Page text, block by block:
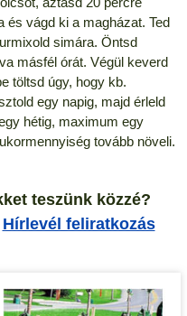
vágd ki a magházat. Ted
simára. Öntsd
másfél órát. Végül keverd
töltsd úgy, hogy kb.
egy napig, majd érleld
hétig, maximum egy
tovább növeli.
teszünk közzé?
Hírlevél feliratkozás